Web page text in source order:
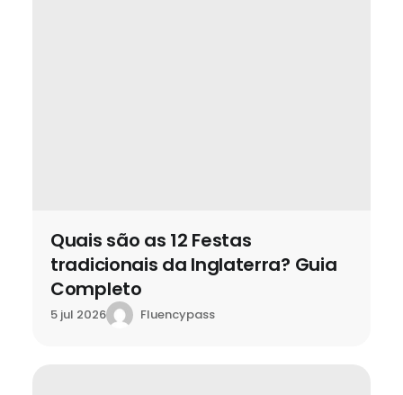
Quais são as 12 Festas
tradicionais da Inglaterra? Guia
Completo
5 jul 2026 Fluencypass